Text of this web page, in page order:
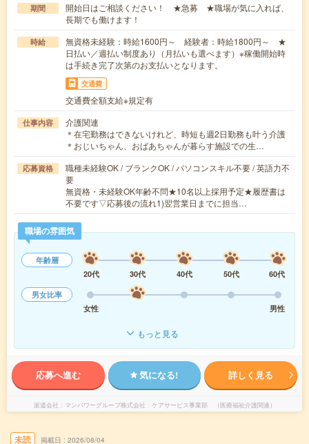
期間
開始日はご相談ください！ ★急募 ★職場が気に入れば、
長期でも働けます！
時給
無資格未経験：時給1600円～ 経験者：時給1800円～ ★
日払い／週払い制度あり（月払いも選べます）※稼働開始時
は手続き完了次第のお支払いとなります。
交通費
交通費全額支給※規定有
仕事内容
介護関連
＊在宅勤務はできないけれど、時短も週2日勤務も叶う介護
＊おじいちゃん、おばあちゃんが暮らす施設での生…
応募資格
職種未経験OK / ブランクOK / パソコンスキル不要 / 英語力不
要
無資格・未経験OK年齢不問★10名以上採用予定★履歴書は
不要です▽応募後の流れ1)翌営業日までに担当…
職場の雰囲気
年齢層
20代
30代 40代 50代
60代
男女比率
女性
男性
もっと見る
応募へ進む 気になる! 詳しく見る
派遣会社 マンパワーグループ株式会社 ケアサービス事業部 （医療福祉介護関連）
未読 掲載日 2026/08/04